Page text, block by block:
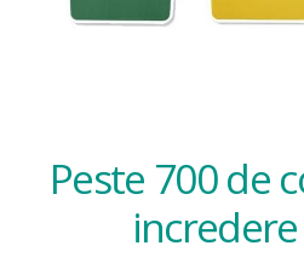
Peste 700 de